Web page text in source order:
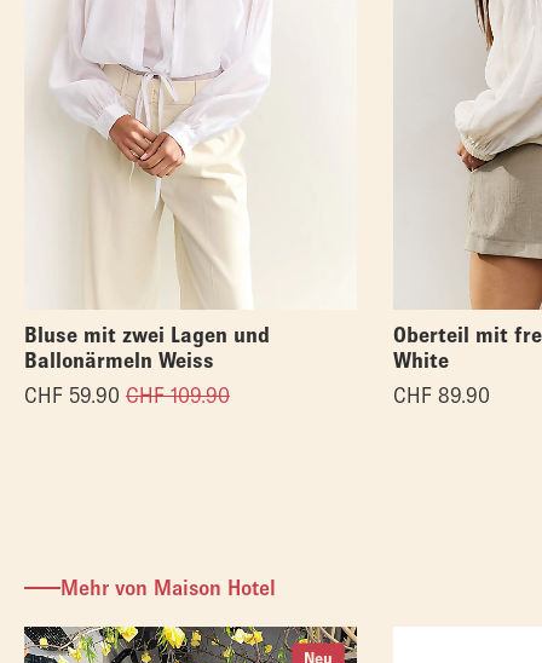
Bluse mit zwei Lagen und
Ballonärmeln Weiss
CHF109.90
CHF 59.90
Oberteil mit
White
CHF 89.90
Mehr von Maison Hotel
Neu